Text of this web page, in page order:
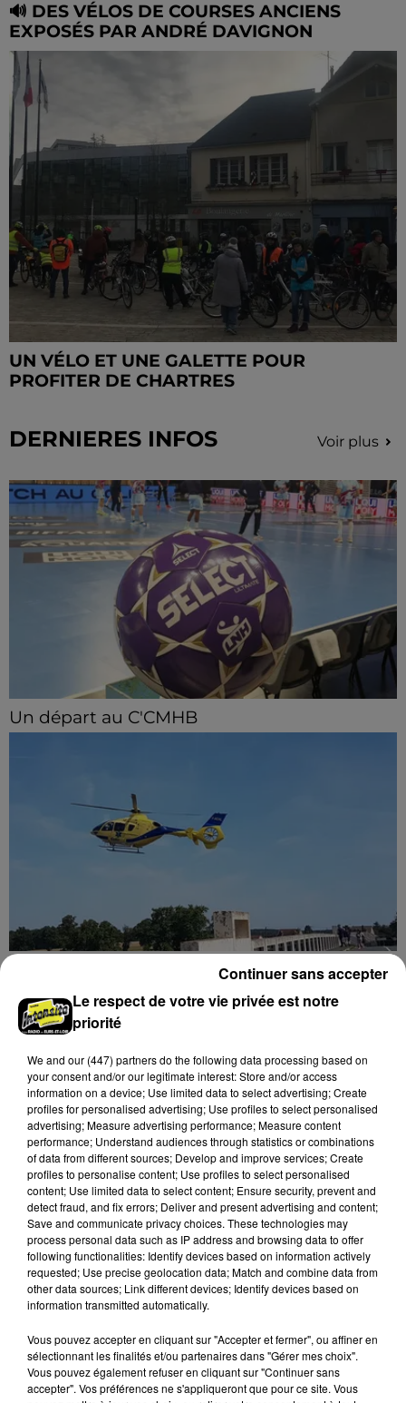
🔊 DES VÉLOS DE COURSES ANCIENS
EXPOSÉS PAR ANDRÉ DAVIGNON
UN VÉLO ET UNE GALETTE POUR
PROFITER DE CHARTRES
DERNIERES INFOS Voir plus
Un départ au C'CMHB
Le club chartrain a officialisé, vendredi 7 août, le
Quatre blessés dont un grave dans un
Le choc a eu lieu dans la matinée, vendredi 7 août à
hauteur de Sainville en direction d'Orléans.
A LA UNE Voir plus
Quatre blessés dont un grave dans un
accident sur l'A10
Le respect de votre vie privée est notre
priorité
We and our (447) partnersdo the following data processing based on
your consent and/or our legitimate interest: Store and/or access
information on a device; Use limited data to select advertising; Create
profiles for personalised advertising; Use profiles to select personalised
advertising; Measure advertising performance; Measure content
performance; Understand audiences through statistics or combinations
of data from different sources; Develop and improve services; Create
profiles to personalise content; Use profiles to select personalised
content; Use limited data to select content; Ensure security, prevent and
detect fraud, and fix errors; Deliver and present advertising and content;
Save and communicate privacy choices. These technologies may
process personal data such as IP address and browsing data to offer
following functionalities: Identify devices based on information actively
requested; Use precise geolocation data; Match and combine data from
other data sources; Link different devices; Identify devices based on
information transmitted automatically.
Vous pouvez accepter en cliquant sur "Accepter et fermer", ou affiner en
sélectionnant les finalités et/ou partenaires dans "Gérer mes choix".
Vous pouvez également refuser en cliquant sur "Continuer sans
accepter". Vos préférences ne s'appliqueront que pour ce site. Vous
Continuer sans accepter